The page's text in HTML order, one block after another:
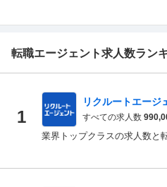
転職エージェント求人数ラン
1
リクルートエージ
すべての求人数
業界トップクラスの求人数と